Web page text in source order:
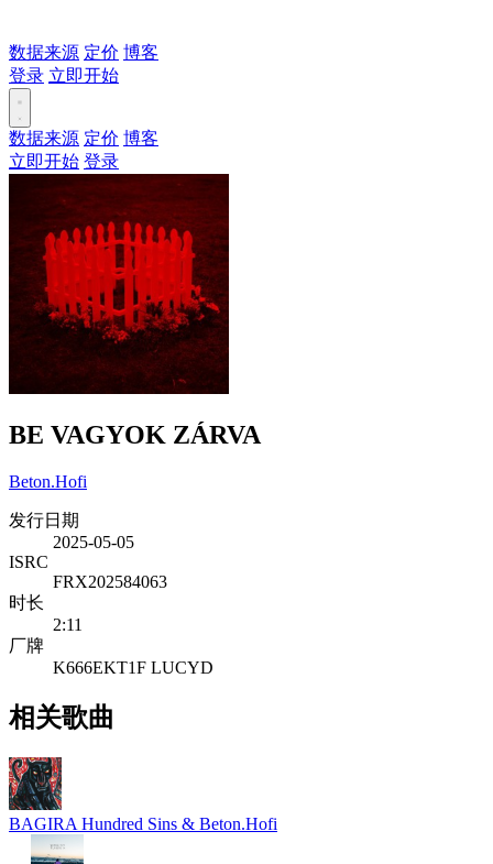
数据来源 定价 博客
登录 立即开始
数据来源 定价 博客
立即开始 登录
BE VAGYOK ZÁRVA
Beton.Hofi
发行日期
2025-05-05
ISRC
FRX202584063
时长
2:11
厂牌
K666EKT1F LUCYD
相关歌曲
BAGIRA Hundred Sins & Beton.Hofi